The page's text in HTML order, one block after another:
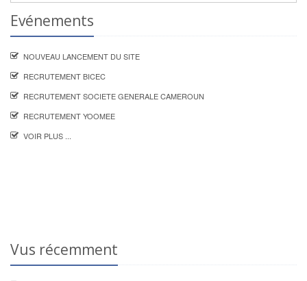
Evénements
NOUVEAU LANCEMENT DU SITE
RECRUTEMENT BICEC
RECRUTEMENT SOCIETE GENERALE CAMEROUN
RECRUTEMENT YOOMEE
VOIR PLUS ...
Vus récemment